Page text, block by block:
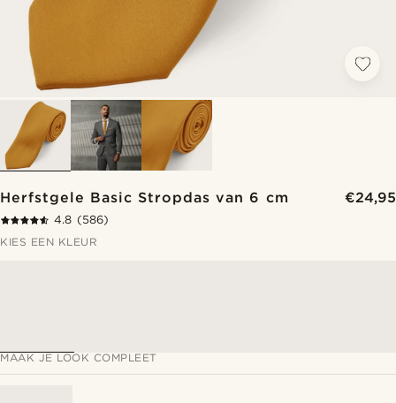
Herfstgele Basic Stropdas van 6 cm €24,95
4.8 (586)
KIES EEN KLEUR
MAAK JE LOOK COMPLEET